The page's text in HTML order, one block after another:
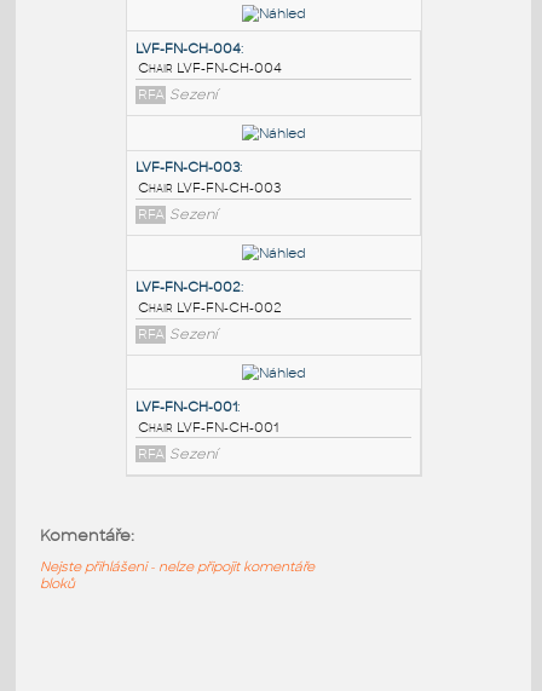
PODOBNÉ BLOKY
LVF-FN-CH-004
Chair LVF-FN-CH-004
RFA Sezení
LVF-FN-CH-003:
Chair LVF-FN-CH-003
RFA Sezení
Sezení
Komentáře:
Nejste přihlášeni - nelze připojit komentáře
bloků